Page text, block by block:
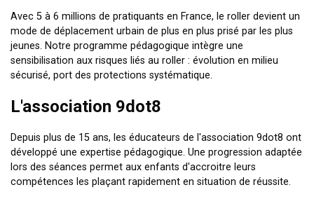
Avec 5 à 6 millions de pratiquants en France, le roller devient un
mode de déplacement urbain de plus en plus prisé par les plus
jeunes. Notre programme pédagogique intègre une
sensibilisation aux risques liés au roller : évolution en milieu
sécurisé, port des protections systématique.
L'association 9dot8
Depuis plus de 15 ans, les éducateurs de l'association 9dot8 ont
développé une expertise pédagogique. Une progression adaptée
lors des séances permet aux enfants d'accroitre leurs
compétences les plaçant rapidement en situation de réussite.